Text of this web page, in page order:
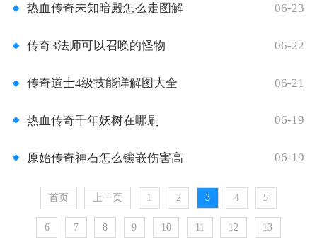
热血传奇未知暗殿怎么走图解 06-23
传奇3法师可以召唤的怪物 06-22
传奇道士4级技能详解图大全 06-21
热血传奇千年妖树在哪刷 06-19
原始传奇神石怎么镶嵌伤害高 06-19
首页 上一页 1 2 3 4 5
6 7 8 9 10 11 12 13